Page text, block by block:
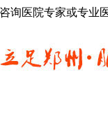
询医院专家或专业